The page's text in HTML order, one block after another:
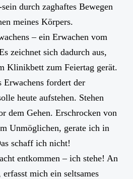
durch zaghaftes Bewegen
meines Körpers.
– ein Erwachen vom
zeichnet sich dadurch aus,
Klinikbett zum Feiertag gerät.
Erwachens fordert der
heute aufstehen. Stehen
dem Gehen. Erschrocken von
Unmöglichen, gerate ich in
schaff ich nicht!
entkommen – ich stehe! An
mich ein seltsames